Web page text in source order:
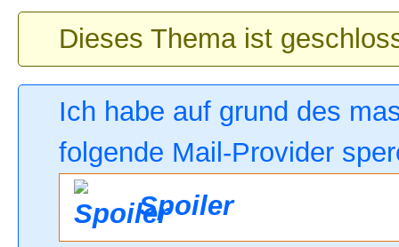
Dieses Thema ist
Ich habe auf grund des
folgende Mail-Provider
Spoiler